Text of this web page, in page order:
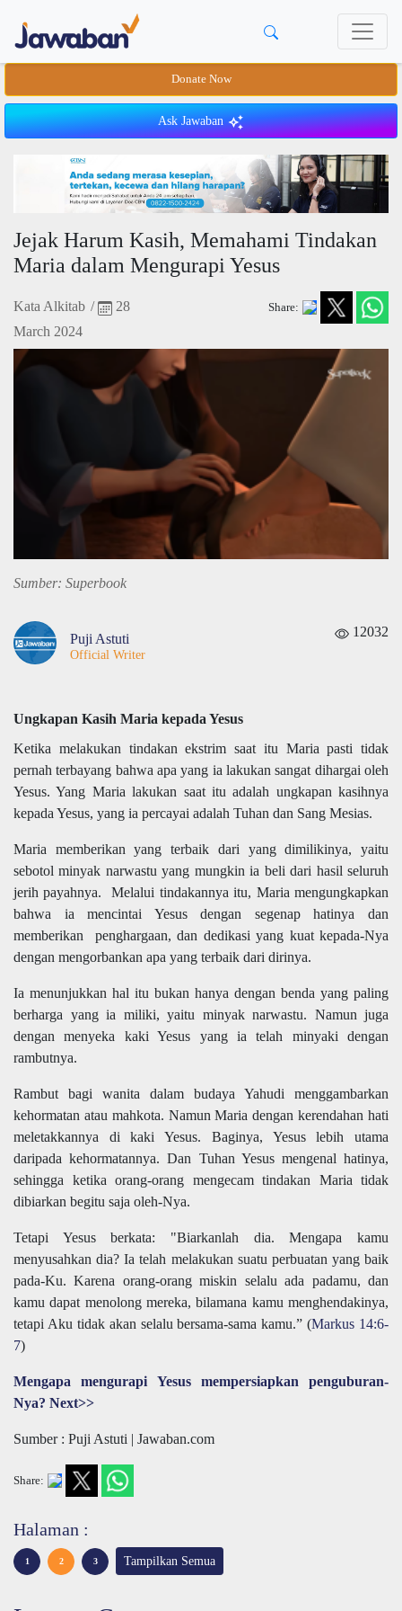
Donate Now
Ask Jawaban
Jejak Harum Kasih, Memahami Tindakan
Maria dalam Mengurapi Yesus
Kata Alkitab /
28
March 2024
Share:
Sumber: Superbook
Puji Astuti
Official Writer
12032
Ungkapan Kasih Maria kepada Yesus
Ketika melakukan tindakan ekstrim saat itu Maria pasti tidak
pernah terbayang bahwa apa yang ia lakukan sangat dihargai oleh
Yesus. Yang Maria lakukan saat itu adalah ungkapan kasihnya
kepada Yesus, yang ia percayai adalah Tuhan dan Sang Mesias.
Maria memberikan yang terbaik dari yang dimilikinya, yaitu
sebotol minyak narwastu yang mungkin ia beli dari hasil seluruh
jerih payahnya. Melalui tindakannya itu, Maria mengungkapkan
bahwa ia mencintai Yesus dengan segenap hatinya dan
memberikan penghargaan, dan dedikasi yang kuat kepada-Nya
dengan mengorbankan apa yang terbaik dari dirinya.
Ia menunjukkan hal itu bukan hanya dengan benda yang paling
berharga yang ia miliki, yaitu minyak narwastu. Namun juga
dengan menyeka kaki Yesus yang ia telah minyaki dengan
rambutnya.
Rambut bagi wanita dalam budaya Yahudi menggambarkan
kehormatan atau mahkota. Namun Maria dengan kerendahan hati
meletakkannya di kaki Yesus. Baginya, Yesus lebih utama
daripada kehormatannya. Dan Tuhan Yesus mengenal hatinya,
sehingga ketika orang-orang mengecam tindakan Maria tidak
dibiarkan begitu saja oleh-Nya.
Tetapi Yesus berkata: "Biarkanlah dia. Mengapa kamu
menyusahkan dia? Ia telah melakukan suatu perbuatan yang baik
pada-Ku. Karena orang-orang miskin selalu ada padamu, dan
kamu dapat menolong mereka, bilamana kamu menghendakinya,
tetapi Aku tidak akan selalu bersama-sama kamu.” (Markus 14:6-
7)
Mengapa mengurapi Yesus mempersiapkan penguburan-
Nya? Next>>
Sumber : Puji Astuti | Jawaban.com
Share:
Halaman :
1 2 3 Tampilkan Semua